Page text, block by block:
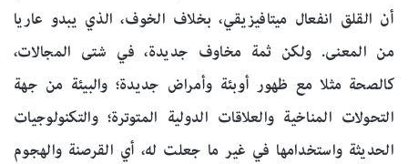
أن القلق انفعال ميتافيزيقي، بخلاف الخوف، الذي يبدو عاريا
من المعنى. ولكن ثمة مخاوف جديدة، في شتى المجالات،
كالصحة مثلا مع ظهور أوبئة وأمراض جديدة؛ والبيئة من جهة
التحولات المناخية والعلاقات الدولية المتوترة؛ والتكنولوجيات
الحديثة واستخدامها في غير ما جعلت له، أي القرصنة والهجوم